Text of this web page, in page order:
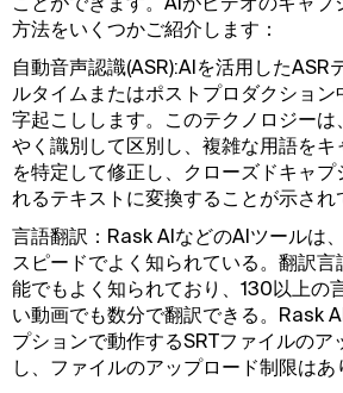
方法をいくつかご紹介します：
自動音声認識(ASR):AIを活用したASR
ルタイムまたはポストプロダクショ
字起こしします。このテクノロジー
やく識別して区別し、複雑な用語をキ
を特定して修正し、クローズドキャプ
れるテキストに変換することが示され
言語翻訳：Rask AIなどのAIツールは
スピードでよく知られている。翻訳
能でもよく知られており、130以上の
い動画でも数分で翻訳できる。Rask
プションで動作するSRTファイルのア
し、ファイルのアップロード制限はあ